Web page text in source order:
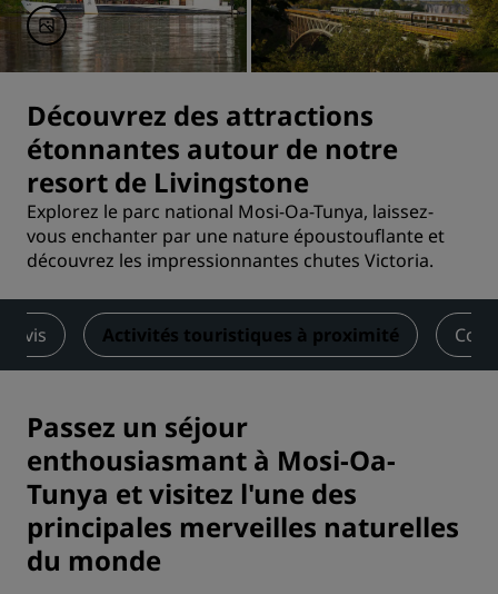
Découvrez des attractions
étonnantes autour de notre
resort de Livingstone
Explorez le parc national Mosi-Oa-Tunya, laissez-
vous enchanter par une nature époustouflante et
découvrez les impressionnantes chutes Victoria.
Avis Activités touristiques à proximité
Passez un séjour
enthousiasmant à Mosi-Oa-
Tunya et visitez l'une des
principales merveilles naturelles
du monde